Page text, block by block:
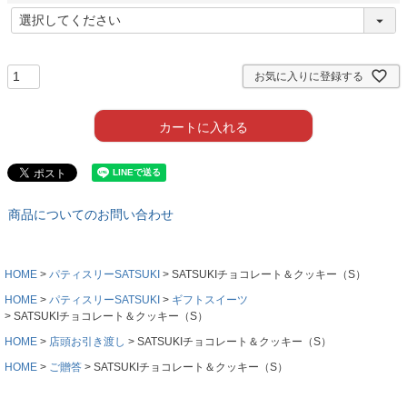
)
(
必
お気に入りに登録する
カートに入れる
商品についてのお問い合わせ
HOME パティスリーSATSUKI
SATSUKIチョコレート＆クッキー（S）
HOME
パティスリーSATSUKI
ギフトスイーツ
SATSUKIチョコレート＆クッキー（S）
HOME
店頭お引き渡し
SATSUKIチョコレート＆クッキー（S）
HOME
ご贈答 SATSUKIチョコレート＆クッキー（S）